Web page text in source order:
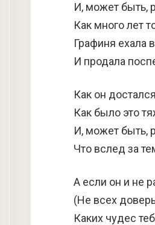
И, может быть,
Как много лет
Графиня ехала
И продала
Как он
Как было это
И, может быть,
Что вслед за
А если он и не
(Не всех
Каких чудес